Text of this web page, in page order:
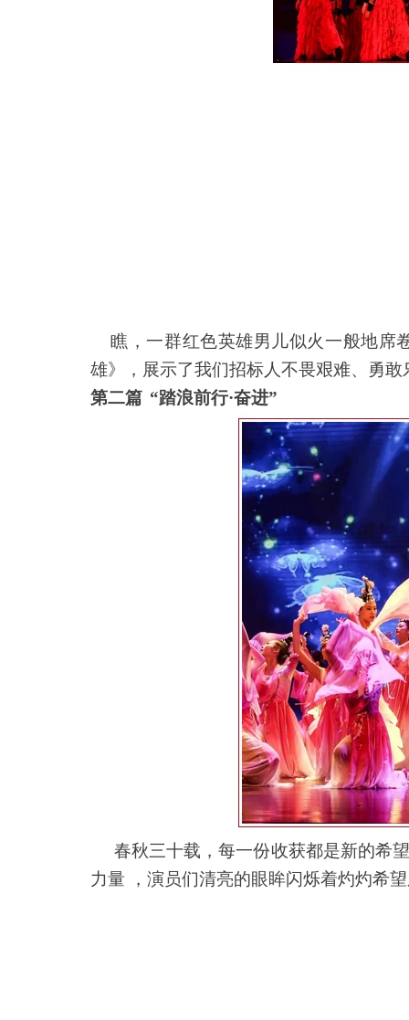
瞧，一群红色英雄男儿似火一般地席
雄》，展示了我们招标人不畏艰难、勇敢
第二篇 “踏浪前行·奋进”
春秋三十载，每一份收获都是新的希
力量 ，演员们清亮的眼眸闪烁着灼灼希